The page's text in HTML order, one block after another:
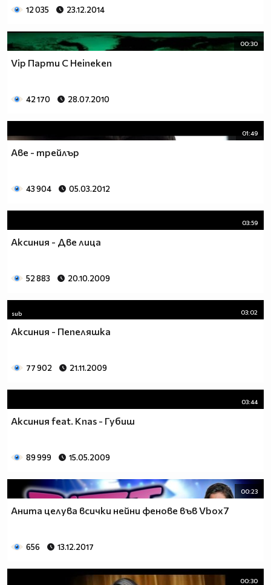
12 035 23.12.2014
00:30
Vip Парти С Heineken
42 170 28.07.2010
01:49
Аве - трейлър
43 904 05.03.2012
03:59
Аксиния - Две лица
52 883 20.10.2009
sub 03:02
Аксиния - Пепеляшка
77 902 21.11.2009
03:44
Аксиния feat. Knas - Губиш
89 999 15.05.2009
00:23
Анита целува всички нейни фенове във Vbox7
656 13.12.2017
00:30